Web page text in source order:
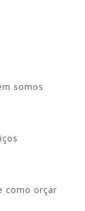
somos
como orçar